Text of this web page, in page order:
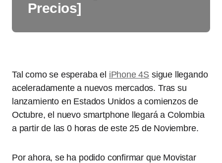
Precios]
Tal como se esperaba el iPhone 4S sigue llegando
aceleradamente a nuevos mercados. Tras su
lanzamiento en Estados Unidos a comienzos de
Octubre, el nuevo smartphone llegará a Colombia
a partir de las 0 horas de este 25 de Noviembre.
Por ahora, se ha podido confirmar que Movistar